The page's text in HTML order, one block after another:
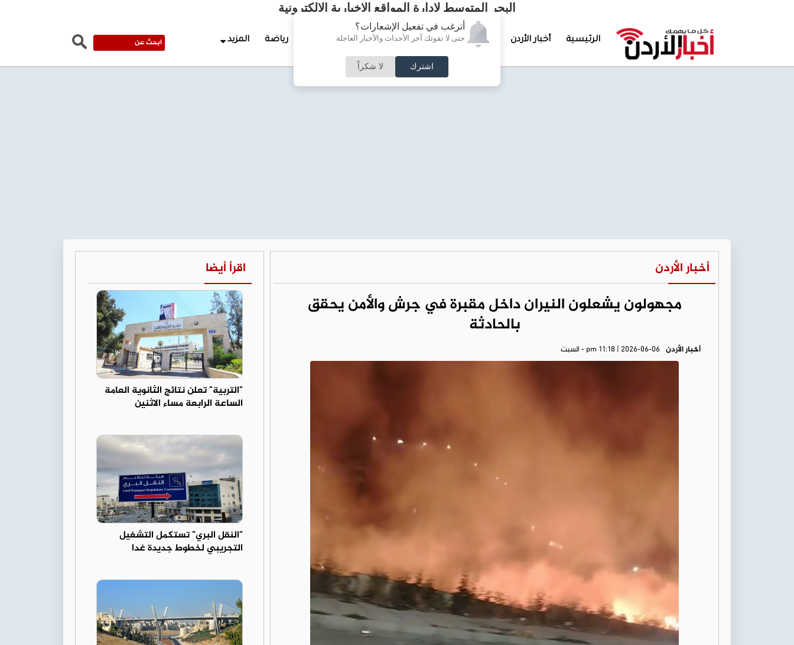
أترغب في تفعيل الإشعارات؟
حتى لا تفوتك آخر الأحداث والأخبار العاجلة
اشترك لا شكراً
البحر المتوسط لإدارة المواقع الإخبارية الالكترونية
الرئيسية أخبار الأردن تغطيات خاصة لقاء الأسبوع جرائم وحوادث رياضة المزيد
أخبار الأردن
مجهولون يشعلون النيران داخل مقبرة في جرش والأمن يحقق
بالحادثة
أخبار الأردن pm 11:18 | 2026-06-06 - السبت
اقرأ أيضا
"التربية" تعلن نتائج الثانوية العامة
الساعة الرابعة مساء الاثنين
"النقل البري" تستكمل التشغيل
التجريبي لخطوط جديدة غدا